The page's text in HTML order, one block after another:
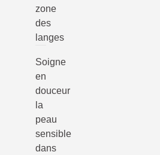
zone
des
langes
Soigne
en
douceur
la
peau
sensible
dans